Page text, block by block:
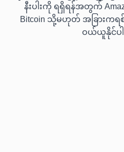
နီးပါးကို ရရှိရန်အတွက်
Bitcoin သို့မဟုတ် အခြားက
ဝယ်ယူနိုင်ပ